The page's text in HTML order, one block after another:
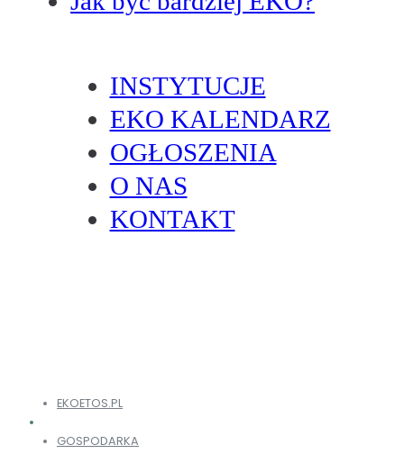
INSTYTUCJE
EKO KALENDARZ
OGŁOSZENIA
O NAS
KONTAKT
EKOETOS.PL
GOSPODARKA